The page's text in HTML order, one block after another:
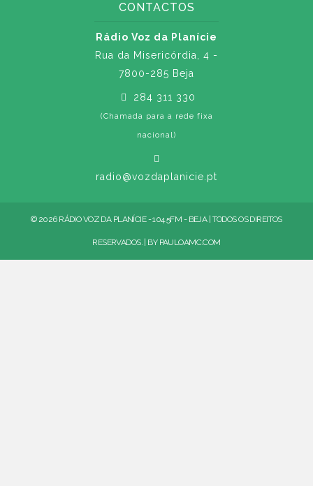
CONTACTOS
Rádio Voz da Planície
Rua da Misericórdia, 4 -
7800-285 Beja
284 311 330
(Chamada para a rede fixa
nacional)
radio@vozdaplanicie.pt
© 2026 RÁDIO VOZ DA PLANÍCIE - 104.5FM - BEJA | TODOS OS DIREITOS
RESERVADOS. | BY PAULOAMC.COM